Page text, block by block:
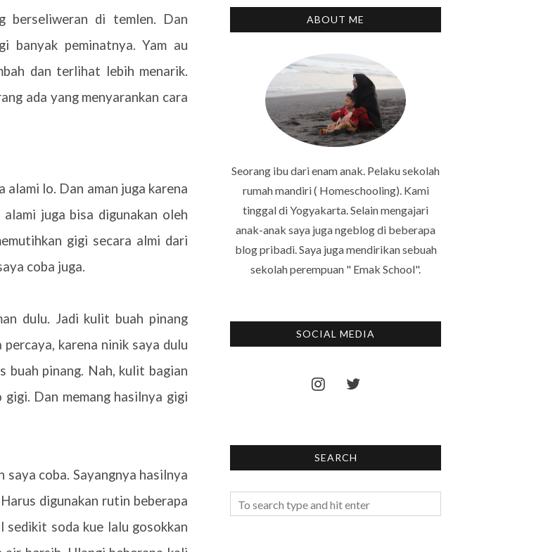
berseliweran di temlen. Dan
banyak peminatnya. Yam au
dan terlihat lebih menarik.
ada yang menyarankan cara
alami lo. Dan aman juga karena
juga bisa digunakan oleh
gigi secara almi dari
coba juga.
dulu. Jadi kulit buah pinang
karena ninik saya dulu
buah pinang. Nah, kulit bagian
Dan memang hasilnya gigi
coba. Sayangnya hasilnya
digunakan rutin beberapa
sedikit soda kue lalu gosokkan
ABOUT ME
Seorang ibu dari enam anak. Pelaku sekolah
rumah mandiri ( Homeschooling). Kami
tinggal di Yogyakarta. Selain mengajari
anak-anak saya juga ngeblog di beberapa
blog pribadi. Saya juga mendirikan sebuah
sekolah perempuan " Emak School".
SOCIAL MEDIA
SEARCH